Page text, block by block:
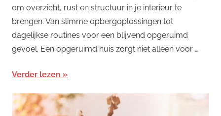
om overzicht, rust en structuur in je interieur te
brengen. Van slimme opbergoplossingen tot
dagelijkse routines voor een blijvend opgeruimd
gevoel. Een opgeruimd huis zorgt niet alleen voor …
Verder lezen